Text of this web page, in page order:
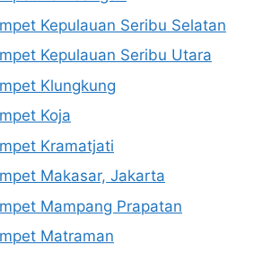
Kepulauan Seribu Selatan
Kepulauan Seribu Utara
Klungkung
Koja
Kramatjati
Makasar, Jakarta
Mampang Prapatan
Matraman